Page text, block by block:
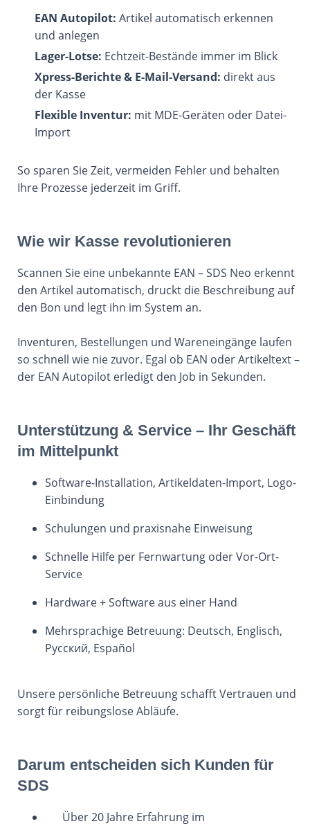
EAN Autopilot: Artikel automatisch erkennen
und anlegen
Lager-Lotse: Echtzeit-Bestände immer im Blick
Xpress-Berichte & E-Mail-Versand: direkt aus
der Kasse
Flexible Inventur: mit MDE-Geräten oder Datei-
Import
So sparen Sie Zeit, vermeiden Fehler und behalten
Ihre Prozesse jederzeit im Griff.
Wie wir Kasse revolutionieren
Scannen Sie eine unbekannte EAN – SDS Neo erkennt
den Artikel automatisch, druckt die Beschreibung auf
den Bon und legt ihn im System an.
Inventuren, Bestellungen und Wareneingänge laufen
so schnell wie nie zuvor. Egal ob EAN oder Artikeltext –
der EAN Autopilot erledigt den Job in Sekunden.
Unterstützung & Service – Ihr Geschäft
im Mittelpunkt
Software-Installation, Artikeldaten-Import, Logo-
Einbindung
Schulungen und praxisnahe Einweisung
Schnelle Hilfe per Fernwartung oder Vor-Ort-
Service
Hardware + Software aus einer Hand
Mehrsprachige Betreuung: Deutsch, Englisch,
Русский, Español
Unsere persönliche Betreuung schafft Vertrauen und
sorgt für reibungslose Abläufe.
Darum entscheiden sich Kunden für
SDS
Über 20 Jahre Erfahrung im